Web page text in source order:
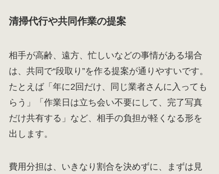
清掃代行や共同作業の提案
相手が高齢、遠方、忙しいなどの事情がある場合
は、共同で“段取り”を作る提案が通りやすいです。
たとえば「年に2回だけ、同じ業者さんに入っても
らう」「作業日は立ち会い不要にして、完了写真
だけ共有する」など、相手の負担が軽くなる形を
出します。
費用分担は、いきなり割合を決めずに、まずは見